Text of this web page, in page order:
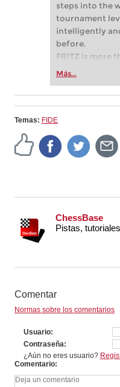
steps into the
tournament
intelligently
before.
FRITZ is more
Whether
more
approach than
Más...
Temas: FIDE
ChessBase
Pistas,
Comentar
Normas sobre los comentarios
Usuario
Contraseña
¿Aún no eres usuario?
Comentario